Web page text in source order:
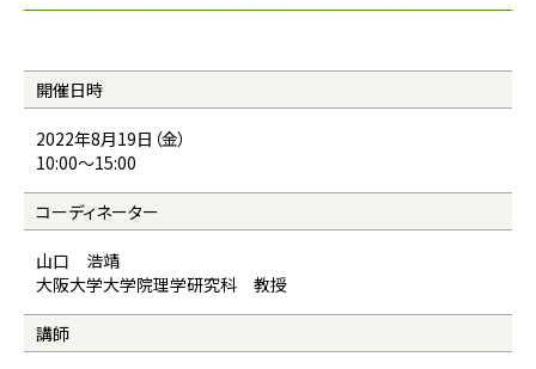
開催日時
2022年8月19日（金）
10:00～15:00
コーディネーター
山口 浩靖
大阪大学大学院理学研究科 教授
講師